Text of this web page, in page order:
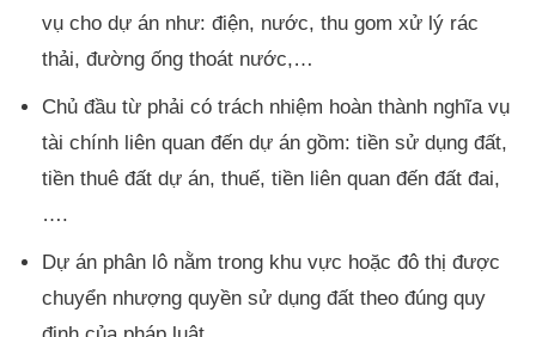
vụ cho dự án như: điện, nước, thu gom xử lý rác
thải, đường ống thoát nước,…
Chủ đầu từ phải có trách nhiệm hoàn thành nghĩa vụ
tài chính liên quan đến dự án gồm: tiền sử dụng đất,
tiền thuê đất dự án, thuế, tiền liên quan đến đất đai,
….
Dự án phân lô nằm trong khu vực hoặc đô thị được
chuyển nhượng quyền sử dụng đất theo đúng quy